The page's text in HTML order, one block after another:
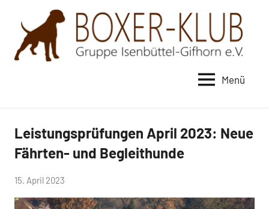
Inhalt
springen
Klub
Gruppe
Isenbüttel-
e.V.
Menü
Neuigkeiten
Leistungsprüfungen April 2023: Neue
Fährten- und Begleithunde
von
lukas
15. April 2023